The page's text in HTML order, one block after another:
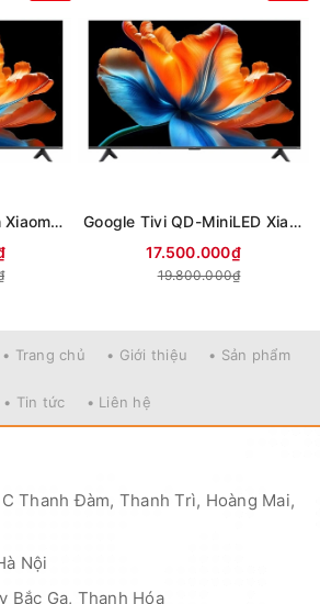
Màn hình thông minh Xiaomi 4K 85 inch Smart Display S L85MC-STWN (Mới 2026)
Google Tivi QD-MiniLED Xiaomi S 4K 75 inch L75MC-SSEA (Mới 2026)
17.500.000₫
19.800.000₫
• Trang chủ • Giới thiệu • Sản phẩm
• Tin tức • Liên hệ
Thanh Đàm, Thanh Trì, Hoàng Mai,
Nội
Bắc Ga, Thanh Hóa